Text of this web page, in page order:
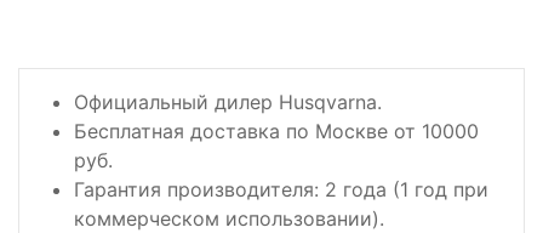
Официальный дилер Husqvarna.
Бесплатная доставка по Москве от 10000
руб.
Гарантия производителя: 2 года (1 год при
коммерческом использовании).